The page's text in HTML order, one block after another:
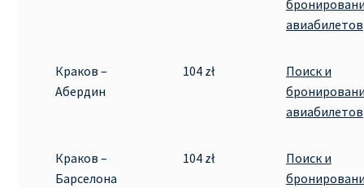
авиабилетов
Краков –
Абердин
104 zł
Поиск и
авиабилетов
Краков –
Барселона
104 zł
Поиск и